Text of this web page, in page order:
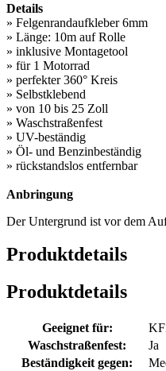
Details
» Felgenrandaufkleber 6mm
» Länge: 10m auf Rolle
» inklusive Montagetool
» für 1 Motorrad
» perfekter 360° Kreis
» Selbstklebend
» von 10 bis 25 Zoll
» Waschstraßenfest
» UV-beständig
» Öl- und Benzinbeständig
» rückstandslos entfernbar
Anbringung
Der Untergrund ist vor dem
Produktdetails
Produktdetails
Geeignet für:
Waschstraßenfest:
Ja
Beständigkeit gegen: